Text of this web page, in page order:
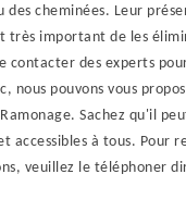
des cheminées. Leur
très important de les
contacter des experts
nous pouvons vous
Sachez qu'il
accessibles à tous. Pour
veuillez le téléphoner